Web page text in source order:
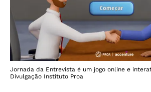
Jornada da Entrevista é um jogo online e
Divulgação Instituto Proa